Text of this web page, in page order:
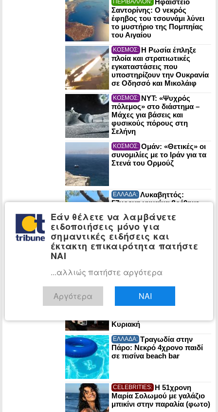
Σαντορίνης: Ο νεκρός
έφηβος του τσουνάμι λύνει
το μυστήριο της Πομπηίας
του Αιγαίου
ΚΟΣΜΟΣ: Η Ρωσία έπληξε
πλοία και στρατιωτικές
εγκαταστάσεις που
υποστηρίζουν την Ουκρανία
σε Οδησσό και Μικολάιφ
ΚΟΣΜΟΣ: NYT: «Ψυχρός
πόλεμος» στο διάστημα –
Μάχες για βάσεις και
φυσικούς πόρους στη
Σελήνη
ΚΟΣΜΟΣ: Ομάν: «Θετικές» οι
συνομιλίες με το Ιράν για τα
Στενά του Ορμούζ
ΕΛΛΑΔΑ: Λυκαβηττός:
57χρονη γυναίκα βρέθηκε
στους Αγίους Ισιδώρους
ΚΟΣΜΟΣ: POLITICO: Στα
χαρακώματα Μελόνι-
μεταναστευτικό – «Μπλόκο»
στα σύνορα
«Κόκκινος συναγερμός» σε
Αττική και άλλες πέντε
Κυριακή
ΕΛΛΑΔΑ: Τραγωδία στην
Πάρο: Νεκρό 4χρονο παιδί
σε πισίνα beach bar
CELEBRITIES: Η 51χρονη
Μαρία Σολωμού με γαλάζιο
μπικίνι στην παραλία (φωτο)
Εάν θέλετε να λαμβάνετε
ειδοποιήσεις μόνο για
σημαντικές ειδήσεις και
έκτακτη επικαιρότητα πατήστε
ΝΑΙ
...αλλιώς πατήστε αργότερα
Αργότερα ΝΑΙ